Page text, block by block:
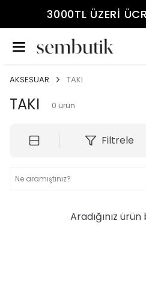
3000TL ÜZERİ
AKSESUAR TAKI
TAKI 0 ürün
Filtrele
Aradığınız